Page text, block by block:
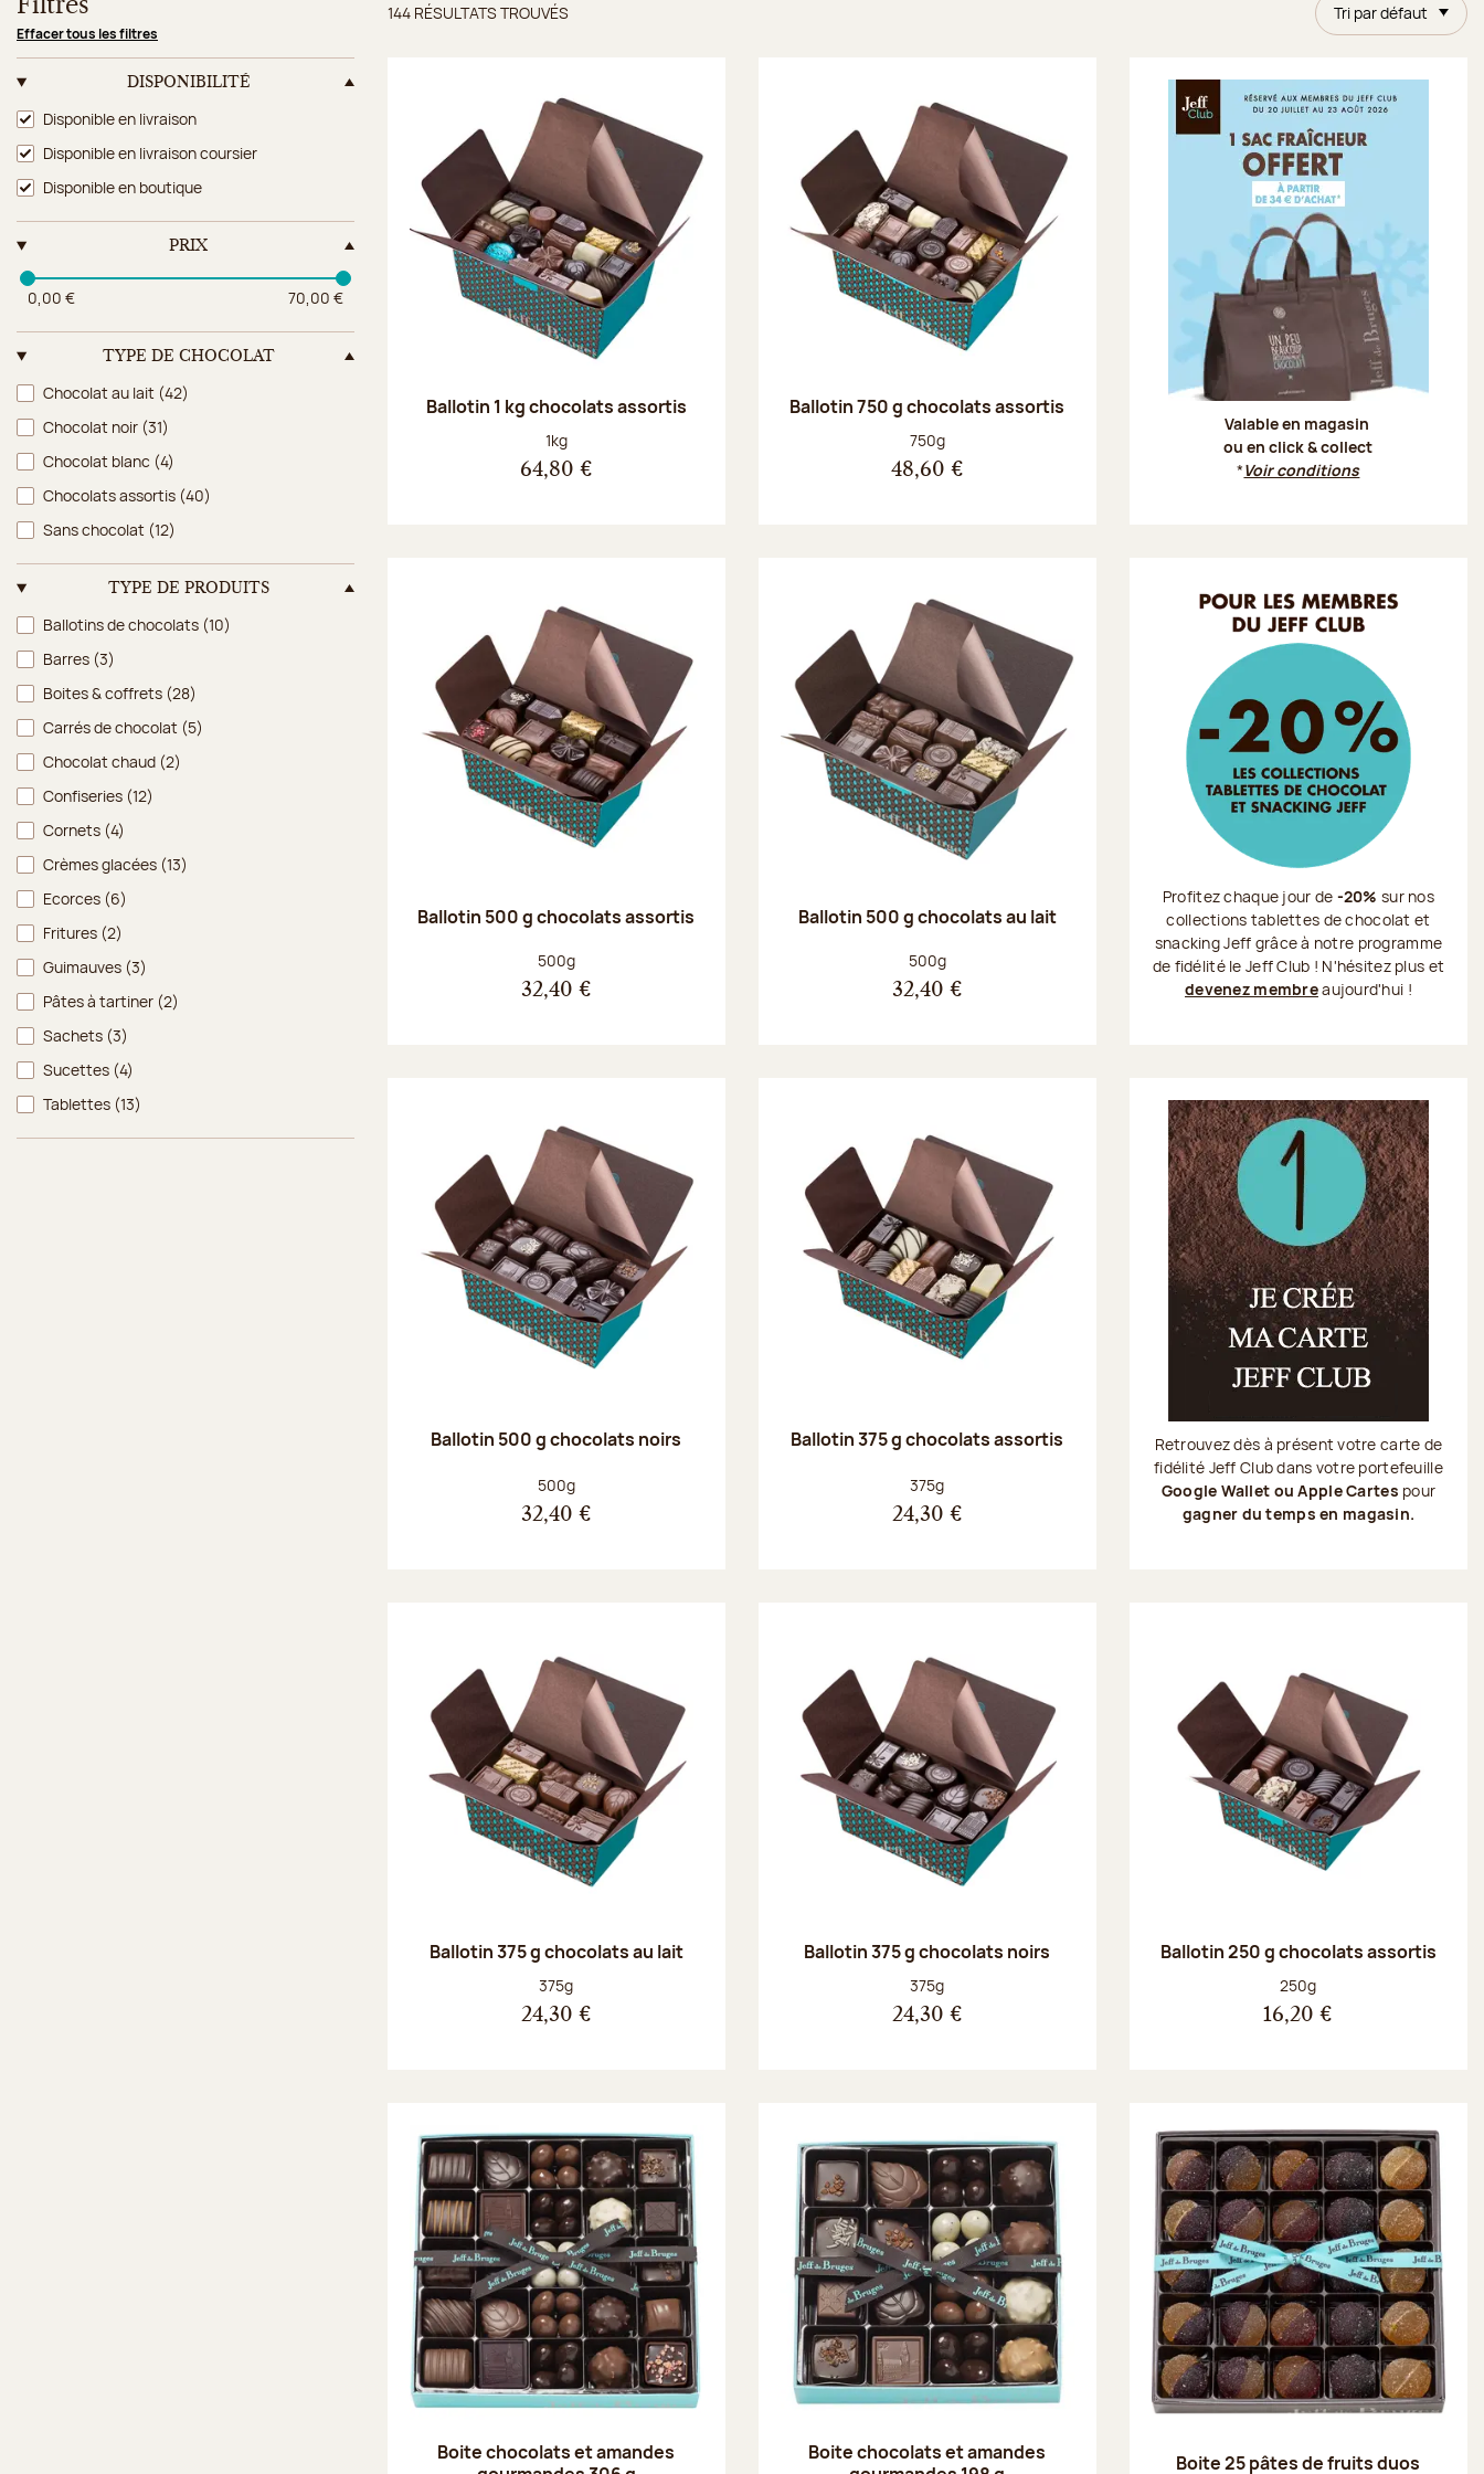
Filtres
Effacer tous les filtres
DISPONIBILITÉ
Disponibilité
Disponible en livraison
Disponible en livraison coursier
Disponible en boutique
PRIX
0,00 € 70,00 €
TYPE DE CHOCOLAT
Type de chocolat
Chocolat au lait (42)
Chocolat noir (31)
Chocolat blanc (4)
Chocolats assortis (40)
Sans chocolat (12)
TYPE DE PRODUITS
Type de produits
Ballotins de chocolats (10)
Barres (3)
Boites & coffrets (28)
Carrés de chocolat (5)
Chocolat chaud (2)
Confiseries (12)
Cornets (4)
Crèmes glacées (13)
Ecorces (6)
Fritures (2)
Guimauves (3)
Pâtes à tartiner (2)
Sachets (3)
Sucettes (4)
Tablettes (13)
Tri par défaut
Résultats trouvés
144 RÉSULTATS TROUVÉS
Ballotin 1 kg chocolats assortis
Poids net :
1kg
64,80 €
Ballotin 750 g chocolats assortis
Poids net :
750g
48,60 €
Valable en magasin
ou en click & collect
*Voir conditions
Ballotin 500 g chocolats assortis
Poids net :
500g
32,40 €
Ballotin 500 g chocolats au lait
Poids net :
500g
32,40 €
Profitez chaque jour de -20% sur nos
collections tablettes de chocolat et
snacking Jeff grâce à notre programme
de fidélité le Jeff Club ! N'hésitez plus et
devenez membreaujourd'hui !
Ballotin 500 g chocolats noirs
Poids net :
500g
32,40 €
Ballotin 375 g chocolats assortis
Poids net :
375g
24,30 €
Retrouvez dès à présent votre carte de
fidélité Jeff Club dans votre portefeuille
Google Wallet ou Apple Cartes pour
gagner du temps en magasin.
Ballotin 375 g chocolats au lait
Poids net :
375g
24,30 €
Ballotin 375 g chocolats noirs
Poids net :
375g
24,30 €
Ballotin 250 g chocolats assortis
Poids net :
250g
16,20 €
Boite chocolats et amandes
Boite chocolats et amandes
Boite 25 pâtes de fruits duos